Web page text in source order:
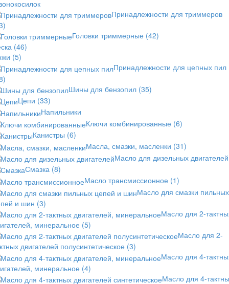
Принадлежности для триммеров
Головки триммерные (42)
(46)
(5)
Принадлежности для цепных пил
Шины для бензопил (35)
Цепи (33)
Напильники
Ключи комбинированные (6)
Канистры (6)
Масла, смазки, масленки (31)
Масло для дизельных двигателей
Смазка (8)
Масло трансмиссионное (1)
Масло для смазки пильных
и шин (3)
Масло для 2-
минеральное (5)
Масло для 2-
двигателей полусинтетическое (3)
Масло для 4-
минеральное (4)
Масло для 4-